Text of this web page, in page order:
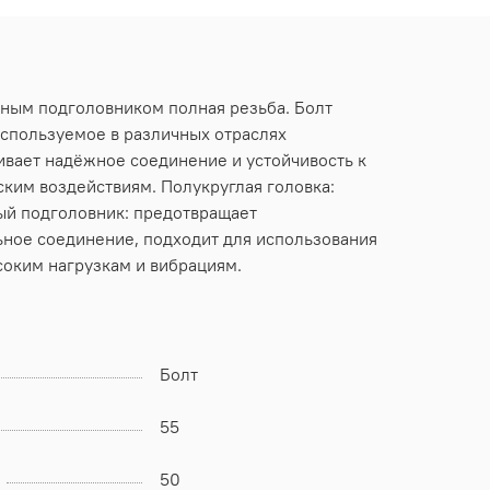
подголовником полная резьба. Болт
в различных отраслях
надёжное соединение и устойчивость к
воздействиям. Полукруглая головка:
подголовник: предотвращает
соединение, подходит для использования
нагрузкам и вибрациям.
Болт
55
50